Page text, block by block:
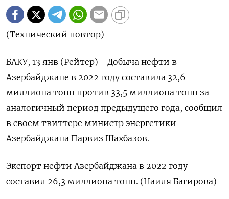
(Технический повтор)
БАКУ, 13 янв (Рейтер) - Добыча нефти в
Азербайджане в 2022 году составила 32,6
миллиона тонн против 33,5 миллиона тонн за
аналогичный период предыдущего года, сообщил
в своем твиттере министр энергетики
Азербайджана Парвиз Шахбазов.
Экспорт нефти Азербайджана в 2022 году
составил 26,3 миллиона тонн. (Наиля Багирова)